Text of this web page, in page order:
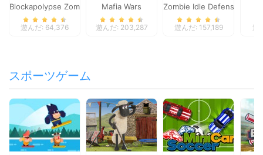
Blockapolypse Zombie Shooter
遊んだ: 64,376
Mafia Wars
遊んだ: 203,287
Zombie Idle Defense
遊んだ: 157,189 遊
スポーツゲーム